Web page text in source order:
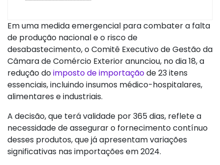
Em uma medida emergencial para combater a falta
de produção nacional e o risco de
desabastecimento, o Comitê Executivo de Gestão da
Câmara de Comércio Exterior anunciou, no dia 18, a
redução doimposto de importaçãode 23 itens
essenciais, incluindo insumos médico-hospitalares,
alimentares e industriais.
A decisão, que terá validade por 365 dias, reflete a
necessidade de assegurar o fornecimento contínuo
desses produtos, que já apresentam variações
significativas nas importações em 2024.